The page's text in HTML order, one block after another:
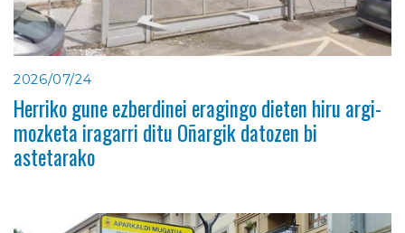
2026/07/24
Herriko gune ezberdinei eragingo dieten hiru argi-
mozketa iragarri ditu Oñargik datozen bi
astetarako